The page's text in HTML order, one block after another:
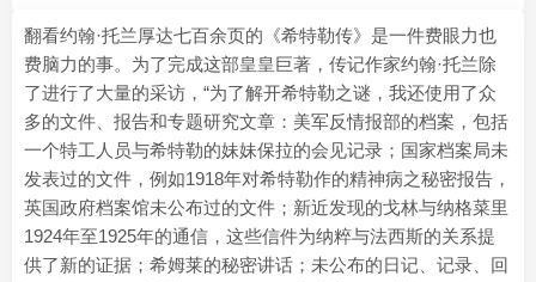
翻看约翰·托兰厚达七百余页的《希特勒传》是一件费眼力也
费脑力的事。为了完成这部皇皇巨著，传记作家约翰·托兰除
了进行了大量的采访，“为了解开希特勒之谜，我还使用了众
多的文件、报告和专题研究文章：美军反情报部的档案，包括
一个特工人员与希特勒的妹妹保拉的会见记录；国家档案局未
发表过的文件，例如1918年对希特勒作的精神病之秘密报告，
英国政府档案馆未公布过的文件；新近发现的戈林与纳格菜里
1924年至1925年的通信，这些信件为纳粹与法西斯的关系提
供了新的证据；希姆莱的秘密讲话；未公布的日记、记录、回